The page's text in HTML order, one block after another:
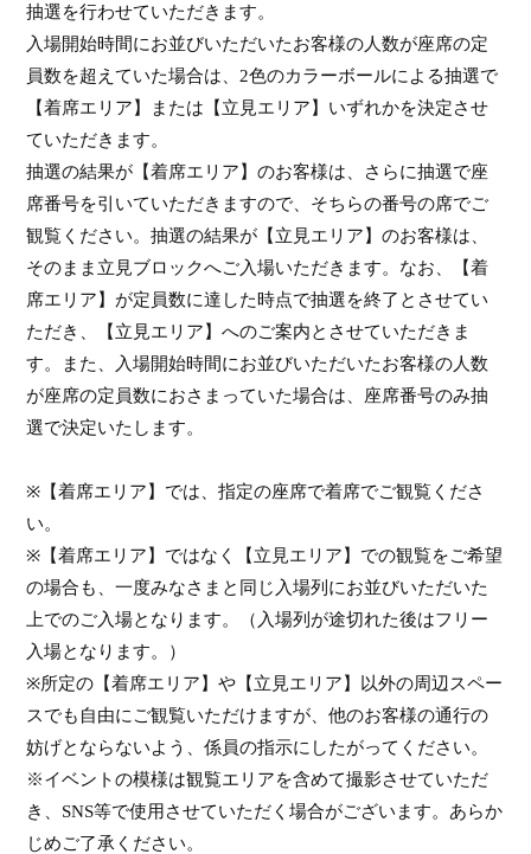
抽選を行わせていただきます。
入場開始時間にお並びいただいたお客様の人数が座席の定
員数を超えていた場合は、 2色のカラーボールによる抽選で
【着席エリア】または【立見エリア】いずれかを決定させ
ていただきます。
抽選の結果が【着席エリア】のお客様は、さらに抽選で座
席番号を引いていただきますので、そちらの番号の席でご
観覧ください。抽選の結果が【立見エリア】のお客様は、
そのまま立見ブロックへご入場いただきます。なお、【着
席エリア】が定員数に達した時点で抽選を終了とさせてい
ただき、【立見エリア】へのご案内とさせていただきま
す。また、入場開始時間にお並びいただいたお客様の人数
が座席の定員数におさまっていた場合は、座席番号のみ抽
選で決定いたします。
※【着席エリア】では、指定の座席で着席でご観覧くださ
い。
※【着席エリア】ではなく【立見エリア】での観覧をご希望
の場合も、一度みなさまと同じ入場列にお並びいただいた
上でのご入場となります。（入場列が途切れた後はフリー
入場となります。）
※所定の【着席エリア】や【立見エリア】以外の周辺スペー
スでも自由にご観覧いただけますが、他のお客様の通行の
妨げとならないよう、係員の指示にしたがってください。
※イベントの模様は観覧エリアを含めて撮影させていただ
き、 SNS等で使用させていただく場合がございます。あらか
じめご了承ください。